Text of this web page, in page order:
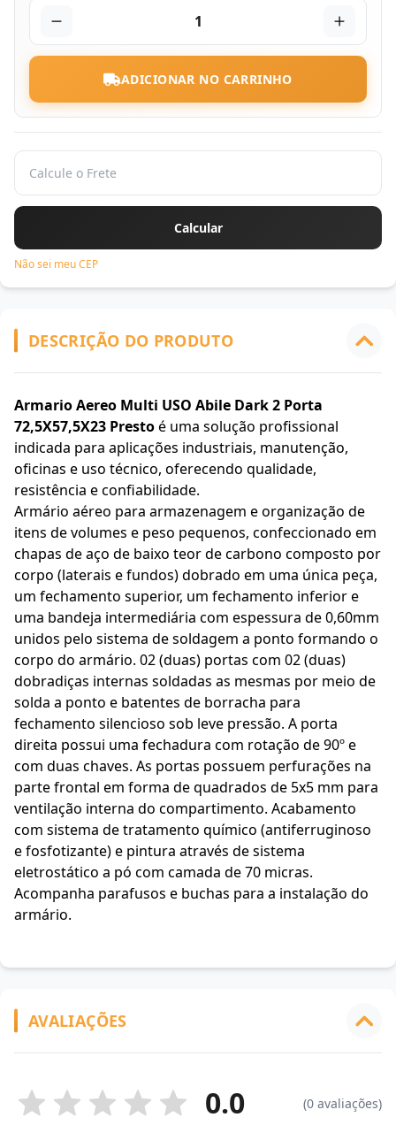
1
ADICIONAR NO CARRINHO
Não sei meu CEP
DESCRIÇÃO DO PRODUTO
Armario Aereo Multi USO Abile Dark 2 Porta
72,5X57,5X23 Prestoé uma solução profissional
indicada para aplicações industriais, manutenção,
oficinas e uso técnico, oferecendo qualidade,
resistência e confiabilidade.
Armário aéreo para armazenagem e organização de
itens de volumes e peso pequenos, confeccionado em
chapas de aço de baixo teor de carbono composto por
corpo (laterais e fundos) dobrado em uma única peça,
um fechamento superior, um fechamento inferior e
uma bandeja intermediária com espessura de 0,60mm
unidos pelo sistema de soldagem a ponto formando o
corpo do armário. 02 (duas) portas com 02 (duas)
dobradiças internas soldadas as mesmas por meio de
solda a ponto e batentes de borracha para
fechamento silencioso sob leve pressão. A porta
direita possui uma fechadura com rotação de 90º e
com duas chaves. As portas possuem perfurações na
parte frontal em forma de quadrados de 5x5 mm para
ventilação interna do compartimento. Acabamento
com sistema de tratamento químico (antiferruginoso
e fosfotizante) e pintura através de sistema
eletrostático a pó com camada de 70 micras.
Acompanha parafusos e buchas para a instalação do
armário.
AVALIAÇÕES
0.0 (0 avaliações)